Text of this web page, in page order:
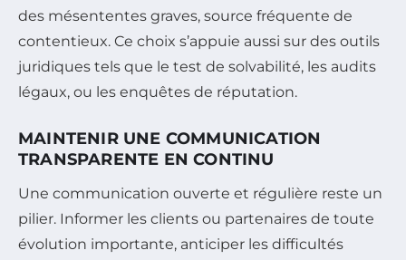
des mésententes graves, source fréquente de
contentieux. Ce choix s’appuie aussi sur des outils
juridiques tels que le test de solvabilité, les audits
légaux, ou les enquêtes de réputation.
MAINTENIR UNE COMMUNICATION
TRANSPARENTE EN CONTINU
Une communication ouverte et régulière reste un
pilier. Informer les clients ou partenaires de toute
évolution importante, anticiper les difficultés